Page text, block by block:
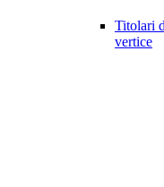
Titolari
vertice